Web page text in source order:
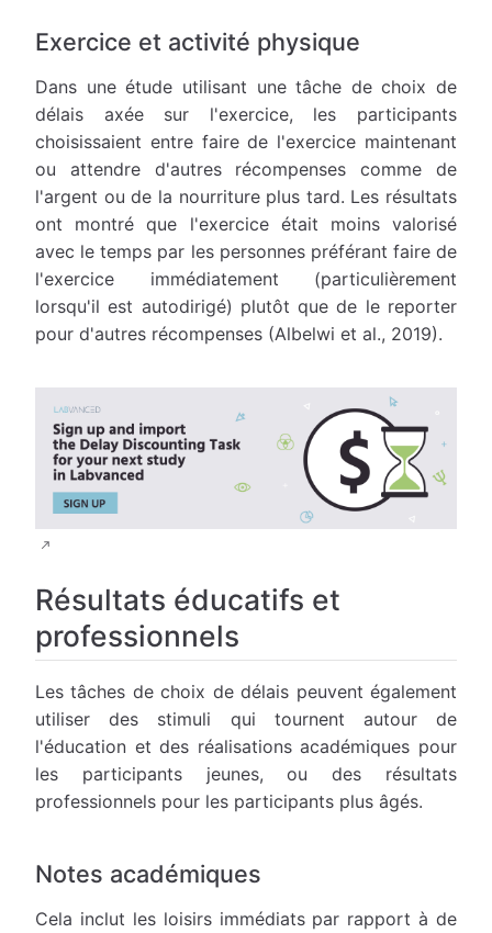
Exercice et activité physique
Dans une étude utilisant une tâche de choix de
délais axée sur l'exercice, les participants
choisissaient entre faire de l'exercice maintenant
ou attendre d'autres récompenses comme de
l'argent ou de la nourriture plus tard. Les résultats
ont montré que l'exercice était moins valorisé
avec le temps par les personnes préférant faire de
l'exercice immédiatement (particulièrement
lorsqu'il est autodirigé) plutôt que de le reporter
pour d'autres récompenses (Albelwi et al., 2019).
Résultats éducatifs et
professionnels
Les tâches de choix de délais peuvent également
utiliser des stimuli qui tournent autour de
l'éducation et des réalisations académiques pour
les participants jeunes, ou des résultats
professionnels pour les participants plus âgés.
Notes académiques
Cela inclut les loisirs immédiats par rapport à de